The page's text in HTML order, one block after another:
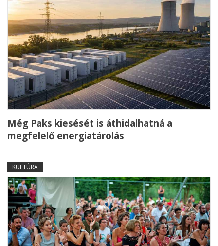
Még Paks kiesését is áthidalhatná a
megfelelő energiatárolás
KULTÚRA